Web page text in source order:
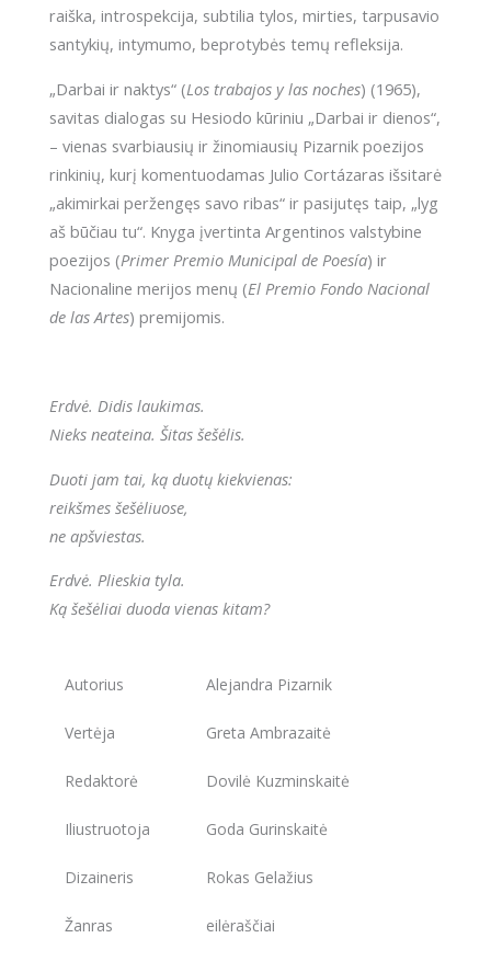
raiška, introspekcija, subtilia tylos, mirties, tarpusavio
santykių, intymumo, beprotybės temų refleksija.
„Darbai ir naktys“ (Los trabajos y las noches) (1965),
savitas dialogas su Hesiodo kūriniu „Darbai ir dienos“,
– vienas svarbiausių ir žinomiausių Pizarnik poezijos
rinkinių, kurį komentuodamas Julio Cortázaras išsitarė
„akimirkai peržengęs savo ribas“ ir pasijutęs taip, „lyg
aš būčiau tu“. Knyga įvertinta Argentinos valstybine
poezijos (Primer Premio Municipal de Poesía) ir
Nacionaline merijos menų (El Premio Fondo Nacional
de las Artes) premijomis.
Erdvė. Didis laukimas.
Nieks neateina. Šitas šešėlis.
Duoti jam tai, ką duotų kiekvienas:
reikšmes šešėliuose,
ne apšviestas.
Erdvė. Plieskia tyla.
Ką šešėliai duoda vienas kitam?
Autorius Alejandra Pizarnik
Vertėja Greta Ambrazaitė
Redaktorė Dovilė Kuzminskaitė
Iliustruotoja Goda Gurinskaitė
Dizaineris Rokas Gelažius
Žanras eilėraščiai